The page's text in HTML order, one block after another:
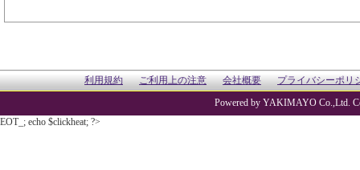
利用規約 ご利用上の注意 会社概要 プライバシーポリ
Powered by YAKIMAYO Co.,Ltd.
EOT_; echo $clickheat; ?>